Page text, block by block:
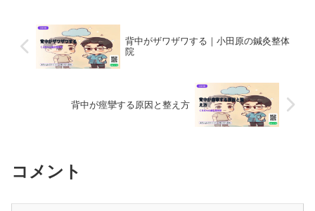
背中がザワザワする｜小田原の鍼灸整体
院
背中が痙攣する原因と整え方
コメント